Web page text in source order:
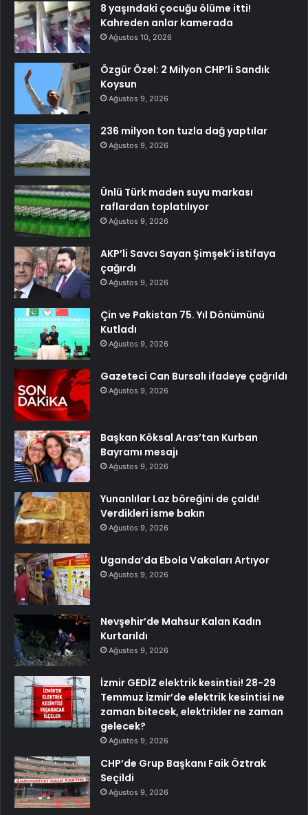
8 yaşındaki çocuğu ölüme itti!
Kahreden anlar kamerada
Ağustos 10, 2026
Özgür Özel: 2 Milyon CHP’li Sandık
Koysun
Ağustos 9, 2026
236 milyon ton tuzla dağ yaptılar
Ağustos 9, 2026
Ünlü Türk maden suyu markası
raflardan toplatılıyor
Ağustos 9, 2026
AKP’li Savcı Sayan Şimşek’i istifaya
çağırdı
Ağustos 9, 2026
Çin ve Pakistan 75. Yıl Dönümünü
Kutladı
Ağustos 9, 2026
Gazeteci Can Bursalı ifadeye çağrıldı
Ağustos 9, 2026
Başkan Köksal Aras’tan Kurban
Bayramı mesajı
Ağustos 9, 2026
Yunanlılar Laz böreğini de çaldı!
Verdikleri isme bakın
Ağustos 9, 2026
Uganda’da Ebola Vakaları Artıyor
Ağustos 9, 2026
Nevşehir’de Mahsur Kalan Kadın
Kurtarıldı
Ağustos 9, 2026
İzmir GEDİZ elektrik kesintisi! 28-29
Temmuz İzmir’de elektrik kesintisi ne
zaman bitecek, elektrikler ne zaman
gelecek?
Ağustos 9, 2026
CHP’de Grup Başkanı Faik Öztrak
Seçildi
Ağustos 9, 2026